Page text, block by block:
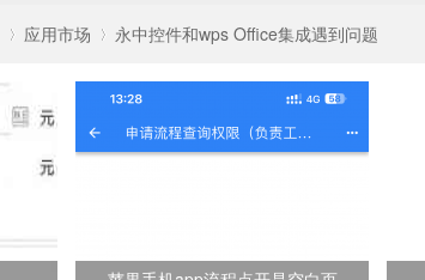
›
应用市场
›
永中控件和wps Office集成遇到问题